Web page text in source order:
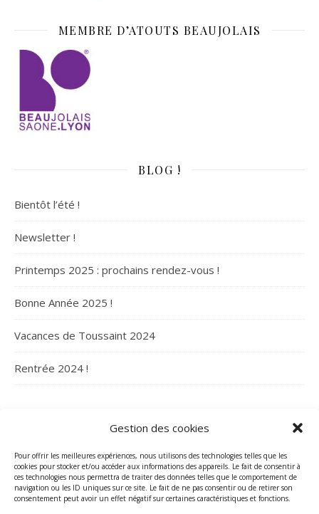
Gestion des cookies
Pour offrir les meilleures expériences, nous utilisons des technologies telles que les
cookies pour stocker et/ou accéder aux informations des appareils. Le fait de consentir à
ces technologies nous permettra de traiter des données telles que le comportement de
navigation ou les ID uniques sur ce site. Le fait de ne pas consentir ou de retirer son
consentement peut avoir un effet négatif sur certaines caractéristiques et fonctions.
MEMBRE D’ATOUTS BEAUJOLAIS
BLOG !
Bientôt l’été !
Newsletter !
Printemps 2025 : prochains rendez-vous !
Bonne Année 2025 !
Vacances de Toussaint 2024
Rentrée 2024 !
ARCHIVES
Archives